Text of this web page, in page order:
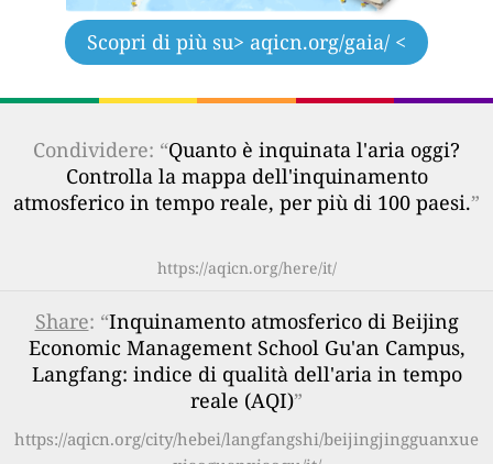
Scopri di più su> aqicn.org/gaia/ <
Condividere: “Quanto è inquinata l'aria oggi?
Controlla la mappa dell'inquinamento
atmosferico in tempo reale, per più di 100 paesi.”
https://aqicn.org/here/it/
Share: “Inquinamento atmosferico di Beijing
Economic Management School Gu'an Campus,
Langfang: indice di qualità dell'aria in tempo
reale (AQI)”
https://aqicn.org/city/hebei/langfangshi/beijingjingguanxue